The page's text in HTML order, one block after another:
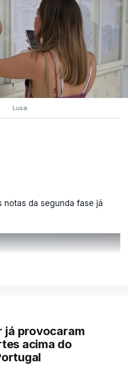
Lusa
notas da segunda fase já
na escola secundária de
já provocaram
acima do